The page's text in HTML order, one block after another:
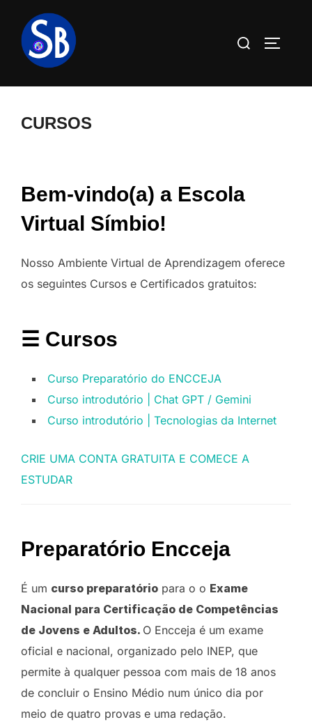
para
conteúdo
Pesquisar
CURSOS
Bem-vindo(a) a Escola
Virtual Símbio!
Nosso Ambiente Virtual de Aprendizagem oferece
os seguintes Cursos e Certificados gratuitos:
☰ Cursos
Curso Preparatório do ENCCEJA
Curso introdutório | Chat GPT / Gemini
Curso introdutório | Tecnologias da Internet
CRIE UMA CONTA GRATUITA E COMECE A
ESTUDAR
Preparatório Encceja
É um curso preparatório para o o Exame
Nacional para Certificação de Competências
de Jovens e Adultos. O Encceja é um exame
oficial e nacional, organizado pelo INEP, que
permite à qualquer pessoa com mais de 18 anos
de concluir o Ensino Médio num único dia por
meio de quatro provas e uma redação.